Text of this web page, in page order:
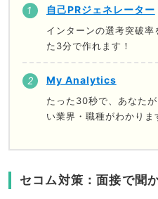
自己PRジェネレーター
インターンの選考突破率
た3分で作れます！
My Analytics
たった30秒で、あなた
い業界・職種がわかりま
セコム対策：面接で聞